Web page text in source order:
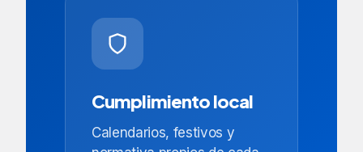
Cumplimiento local
Calendarios, festivos y